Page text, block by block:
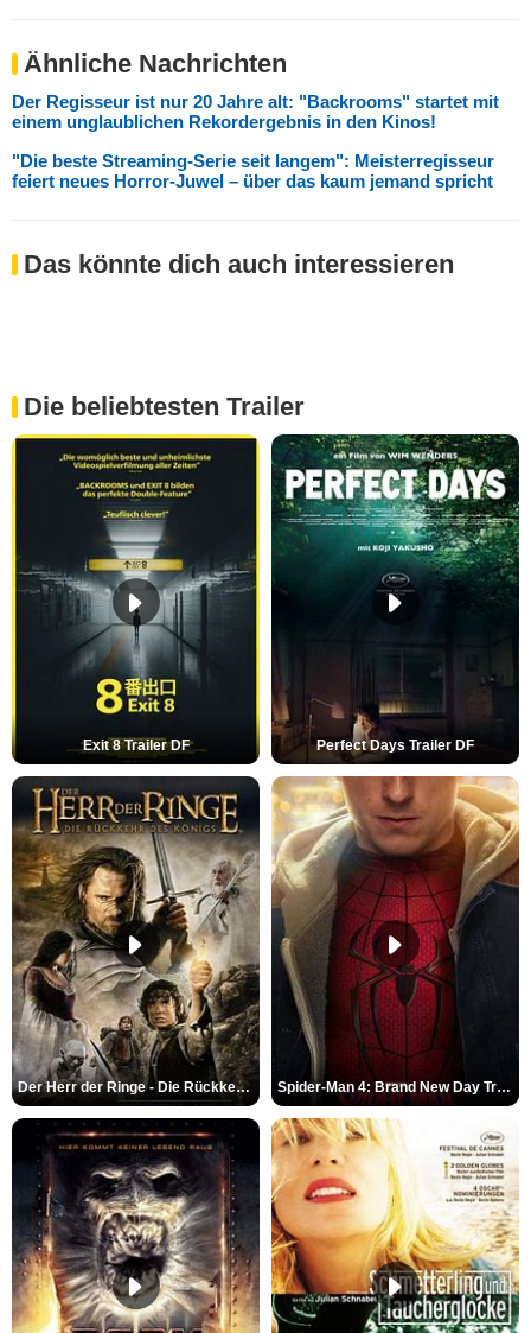
Ähnliche Nachrichten
Der Regisseur ist nur 20 Jahre alt: "Backrooms" startet mit
einem unglaublichen Rekordergebnis in den Kinos!
"Die beste Streaming-Serie seit langem": Meisterregisseur
feiert neues Horror-Juwel – über das kaum jemand spricht
Das könnte dich auch interessieren
Die beliebtesten Trailer
Exit 8 Trailer DF Perfect Days Trailer DF
Der Herr der Ringe - Die Rückkehr des Königs Trailer OV Spider-Man 4: Brand New Day Trailer (3) DF